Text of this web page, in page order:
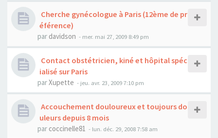
Cherche gynécologue à Paris (12ème de pr
éférence)
par davidson - mer. mai 27, 2009 8:49 pm
Contact obstétricien, kiné et hôpital spéc
ialisé sur Paris
parXupette - jeu. avr. 23, 2009 7:10 pm
Accouchement douloureux et toujours do
uleurs depuis 8 mois
par coccinelle81 - lun. déc. 29, 2008 7:58 am